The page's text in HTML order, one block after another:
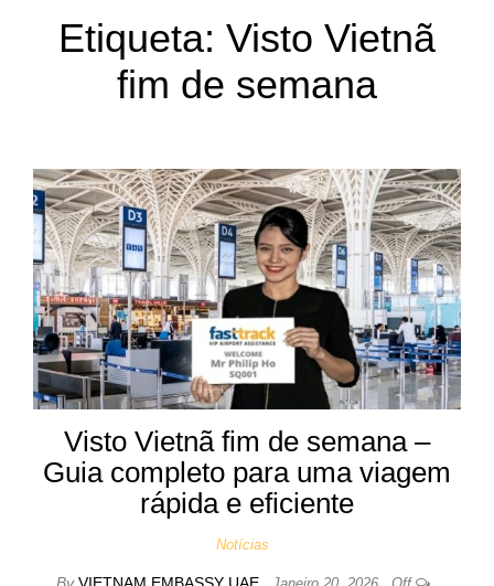
Etiqueta: Visto Vietnã
fim de semana
Visto Vietnã fim de semana –
Guia completo para uma viagem
rápida e eficiente
Notícias